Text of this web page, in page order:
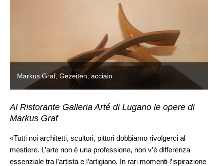
Markus Graf, Gezeiten, acciaio
Al Ristorante Galleria Arté di Lugano le opere di
Markus Graf
«Tutti noi architetti, scultori, pittori dobbiamo rivolgerci al
mestiere. L’arte non è una professione, non v’è differenza
essenziale tra l’artista e l’artigiano. In rari momenti l’ispirazione